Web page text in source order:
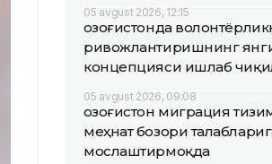
05 avgust 2026, 12:15
Қозоғистонда
ривожлантиришнинг
концепцияси ишлаб
05 avgust 2026, 09:08
Қозоғистон миграция
меҳнат бозори
мослаштирмоқда